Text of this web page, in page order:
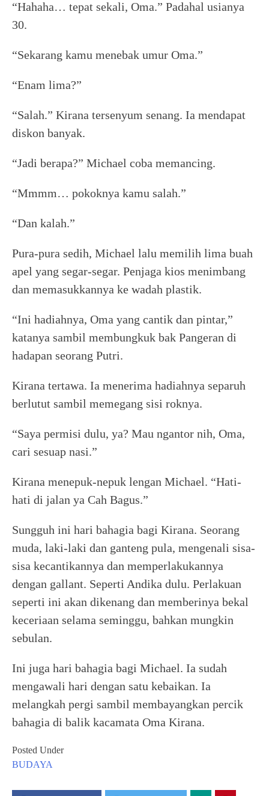
“Hahaha… tepat sekali, Oma.” Padahal usianya
30.
“Sekarang kamu menebak umur Oma.”
“Enam lima?”
“Salah.” Kirana tersenyum senang. Ia mendapat
diskon banyak.
“Jadi berapa?” Michael coba memancing.
“Mmmm… pokoknya kamu salah.”
“Dan kalah.”
Pura-pura sedih, Michael lalu memilih lima buah
apel yang segar-segar. Penjaga kios menimbang
dan memasukkannya ke wadah plastik.
“Ini hadiahnya, Oma yang cantik dan pintar,”
katanya sambil membungkuk bak Pangeran di
hadapan seorang Putri.
Kirana tertawa. Ia menerima hadiahnya separuh
berlutut sambil memegang sisi roknya.
“Saya permisi dulu, ya? Mau ngantor nih, Oma,
cari sesuap nasi.”
Kirana menepuk-nepuk lengan Michael. “Hati-
hati di jalan ya Cah Bagus.”
Sungguh ini hari bahagia bagi Kirana. Seorang
muda, laki-laki dan ganteng pula, mengenali sisa-
sisa kecantikannya dan memperlakukannya
dengan gallant. Seperti Andika dulu. Perlakuan
seperti ini akan dikenang dan memberinya bekal
keceriaan selama seminggu, bahkan mungkin
sebulan.
Ini juga hari bahagia bagi Michael. Ia sudah
mengawali hari dengan satu kebaikan. Ia
melangkah pergi sambil membayangkan percik
bahagia di balik kacamata Oma Kirana.
Posted Under
BUDAYA